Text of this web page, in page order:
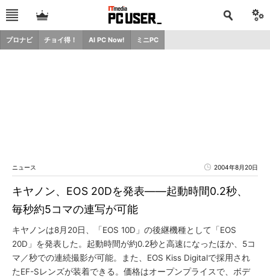
プロナビ チョイ得！ AI PC Now! ミニPC
ニュース 2004年8月20日
キヤノン、EOS 20Dを発表――起動時間0.2秒、
毎秒約5コマの連写が可能
キヤノンは8月20日、「EOS 10D」の後継機種として「EOS
20D」を発表した。起動時間が約0.2秒と高速になったほか、5コ
マ／秒での連続撮影が可能。また、EOS Kiss Digitalで採用され
たEF-Sレンズが装着できる。価格はオープンプライスで、ボデ